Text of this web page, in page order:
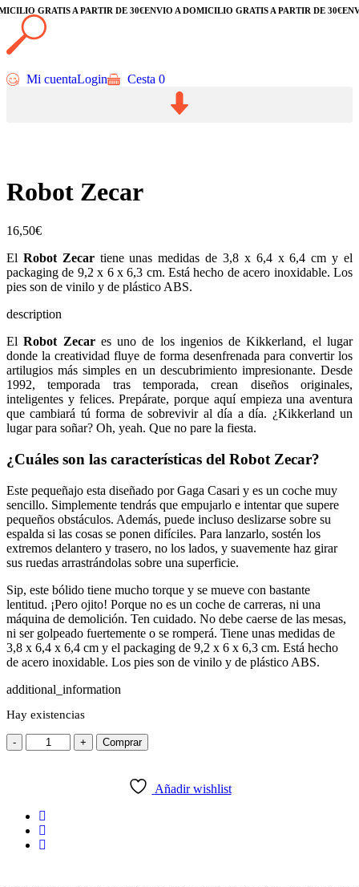
GRATIS A PARTIR DE 30€ENVÍO A DOMICILIO GRATIS A PARTIR DE 30€ENVÍO
Mi cuentaLogin Cesta 0
Robot Zecar
16,50€
El Robot Zecartiene unas medidas de 3,8 x 6,4 x 6,4 cm y el
packaging de 9,2 x 6 x 6,3 cm. Está hecho de acero inoxidable. Los
pies son de vinilo y de plástico ABS.
description
ElRobot Zecares uno de los ingenios de Kikkerland, el lugar
donde la creatividad fluye de forma desenfrenada para convertir los
artilugios más simples en un descubrimiento impresionante. Desde
1992, temporada tras temporada, crean diseños originales,
inteligentes y felices. Prepárate, porque aquí empieza una aventura
que cambiará tú forma de sobrevivir al día a día. ¿Kikkerland un
lugar para soñar? Oh, yeah. Que no pare la fiesta.
¿Cuáles son las características del Robot Zecar?
Este pequeñajo esta diseñado por Gaga Casari y es un coche muy
sencillo. Simplemente tendrás que empujarlo e intentar que supere
pequeños obstáculos. Además, puede incluso deslizarse sobre su
espalda si las cosas se ponen difíciles. Para lanzarlo, sostén los
extremos delantero y trasero, no los lados, y suavemente haz girar
sus ruedas arrastrándolas sobre una superficie.
Sip, este bólido tiene mucho torque y se mueve con bastante
lentitud. ¡Pero ojito! Porque no es un coche de carreras, ni una
máquina de demolición. Ten cuidado. No debe caerse de las mesas,
ni ser golpeado fuertemente o se romperá. Tiene unas medidas de
3,8 x 6,4 x 6,4 cm y el packaging de 9,2 x 6 x 6,3 cm. Está hecho
de acero inoxidable. Los pies son de vinilo y de plástico ABS.
additional_information
Hay existencias
- + Comprar
Añadir wishlist